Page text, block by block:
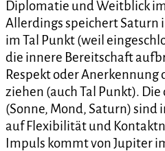
Diplomatie und Weitblick
Allerdings speichert Saturn
im Tal Punkt (weil
die innere Bereitschaft
Respekt oder Anerkennung
ziehen (auch Tal Punkt).
(Sonne, Mond, Saturn) sind
auf Flexibilität und
Impuls kommt von Jupiter